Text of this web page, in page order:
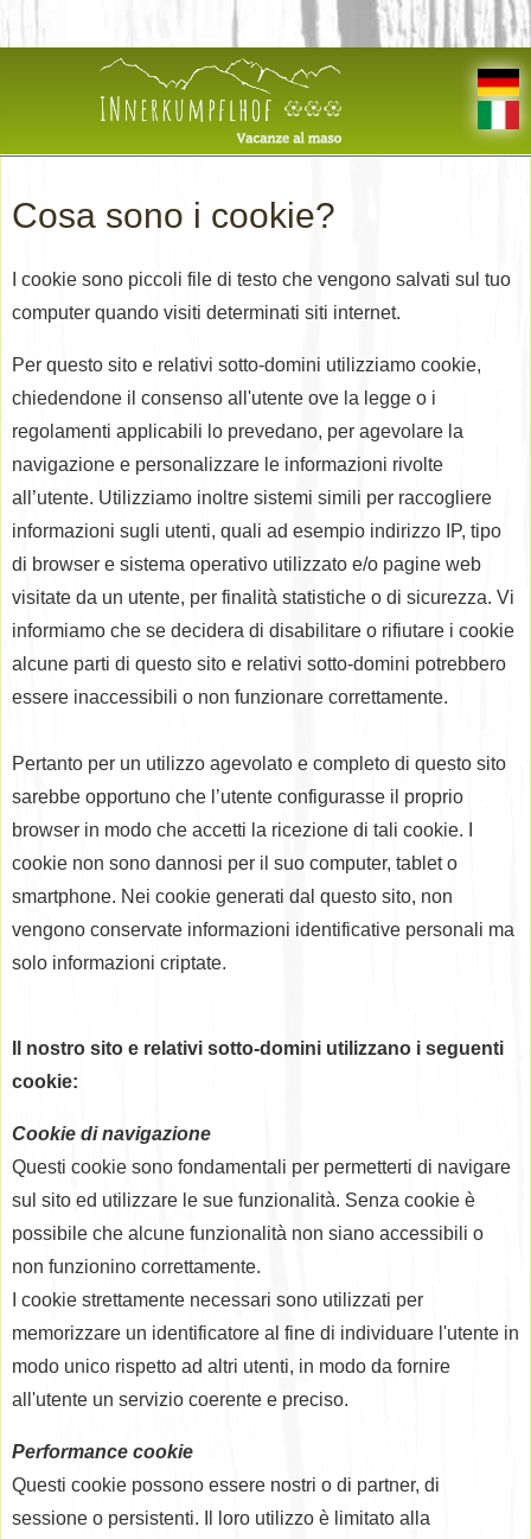
Cosa sono i cookie?
I cookie sono piccoli file di testo che vengono salvati sul tuo
computer quando visiti determinati siti internet.
Per questo sito e relativi sotto-domini utilizziamo cookie,
chiedendone il consenso all'utente ove la legge o i
regolamenti applicabili lo prevedano, per agevolare la
navigazione e personalizzare le informazioni rivolte
all’utente. Utilizziamo inoltre sistemi simili per raccogliere
informazioni sugli utenti, quali ad esempio indirizzo IP, tipo
di browser e sistema operativo utilizzato e/o pagine web
visitate da un utente, per finalità statistiche o di sicurezza. Vi
informiamo che se decidera di disabilitare o rifiutare i cookie
alcune parti di questo sito e relativi sotto-domini potrebbero
essere inaccessibili o non funzionare correttamente.
Pertanto per un utilizzo agevolato e completo di questo sito
sarebbe opportuno che l’utente configurasse il proprio
browser in modo che accetti la ricezione di tali cookie. I
cookie non sono dannosi per il suo computer, tablet o
smartphone. Nei cookie generati dal questo sito, non
vengono conservate informazioni identificative personali ma
solo informazioni criptate.
Il nostro sito e relativi sotto-domini utilizzano i seguenti
cookie:
Cookie di navigazione
Questi cookie sono fondamentali per permetterti di navigare
sul sito ed utilizzare le sue funzionalità. Senza cookie è
possibile che alcune funzionalità non siano accessibili o
non funzionino correttamente.
I cookie strettamente necessari sono utilizzati per
memorizzare un identificatore al fine di individuare l'utente in
modo unico rispetto ad altri utenti, in modo da fornire
all'utente un servizio coerente e preciso.
Performance cookie
Questi cookie possono essere nostri o di partner, di
sessione o persistenti. Il loro utilizzo è limitato alla